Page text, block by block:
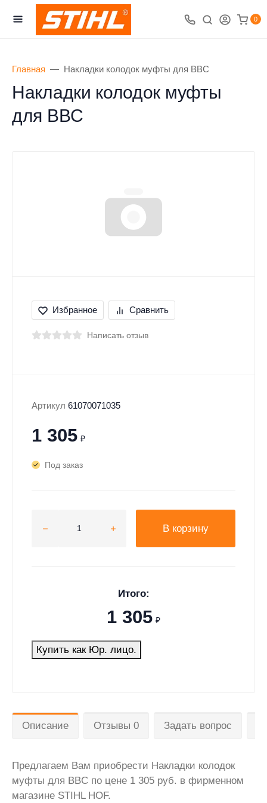
0
Главная Накладки колодок муфты для BBC
Накладки колодок муфты
для BBC
Избранное Сравнить
Написать отзыв
Артикул 61070071035
1 305 ₽
Под заказ
В корзину
Итого:
1 305 ₽
Купить как Юр. лицо.
Описание Отзывы 0 Задать вопрос
Предлагаем Вам приобрести Накладки колодок
муфты для BBC по цене 1 305 руб. в фирменном
магазине STIHL HOF.